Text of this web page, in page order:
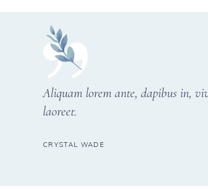
Aliquam lorem ante, dapibus in,
laoreet.
CRYSTAL WADE